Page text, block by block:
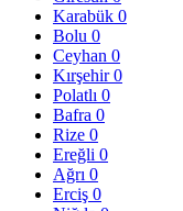
Karabük 0
Bolu 0
Ceyhan 0
Kırşehir0
Polatlı 0
Bafra 0
Rize 0
Ereğli 0
Ağrı 0
Erciş 0